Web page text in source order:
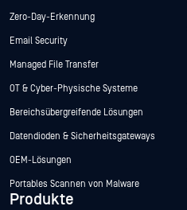
Zero-Day-Erkennung
Email Security
Managed File Transfer
OT & Cyber-Physische Systeme
Bereichsübergreifende Lösungen
Datendioden & Sicherheitsgateways
OEM-Lösungen
Portables Scannen von Malware
Produkte